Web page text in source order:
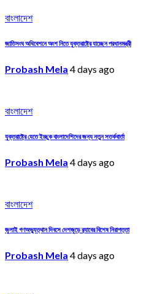
বাংলাদেশ
জাতিসংঘ অধিবেশনে অংশ নিতে যুক্তরাষ্ট্রে যাচ্ছেন প্রধানমন্ত্রী
Probash Mela 4 days ago
বাংলাদেশ
যুক্তরাষ্ট্রে যেতে ইচ্ছুক বাংলাদেশিদের জন্য নতুন সতর্কবার্তা
Probash Mela 4 days ago
বাংলাদেশ
জুলাই গণঅভ্যুত্থান দিবসে দেশজুড়ে র‌্যাবের বিশেষ নিরাপত্তা
Probash Mela 4 days ago